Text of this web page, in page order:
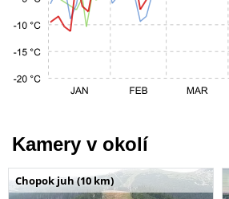
Kamery v okolí
Chopok juh (10 km)